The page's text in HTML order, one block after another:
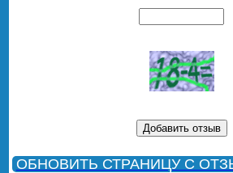
ОБНОВИТЬ СТРАНИЦУ С